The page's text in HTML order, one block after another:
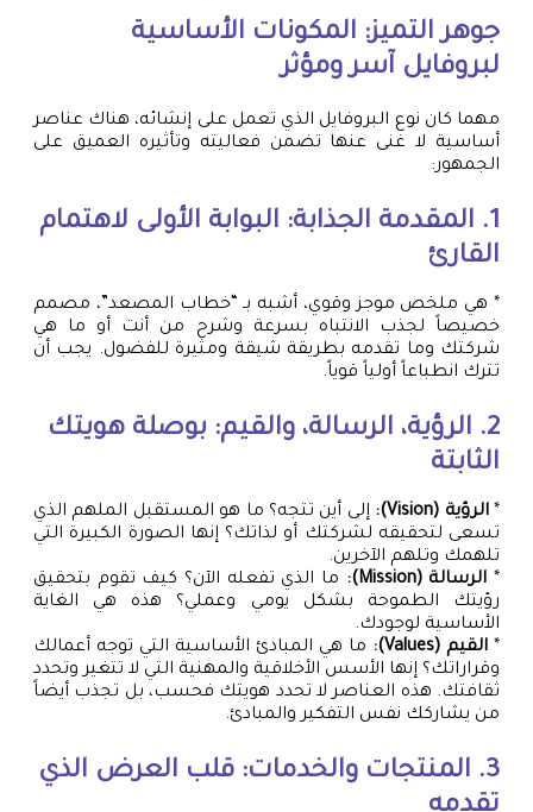
جوهر التميز: المكونات الأساسية
لبروفايل آسر ومؤثر
مهما كان نوع البروفايل الذي تعمل على إنشائه، هناك عناصر
أساسية لا غنى عنها تضمن فعاليته وتأثيره العميق على
الجمهور:
1. المقدمة الجذابة: البوابة الأولى لاهتمام
القارئ
* هي ملخص موجز وقوي، أشبه بـ “خطاب المصعد”، مصمم
خصيصاً لجذب الانتباه بسرعة وشرح من أنت أو ما هي
شركتك وما تقدمه بطريقة شيقة ومثيرة للفضول. يجب أن
تترك انطباعاً أولياً قوياً.
2. الرؤية، الرسالة، والقيم: بوصلة هويتك
الثابتة
*الرؤية (Vision):
إلى أين تتجه؟ ما هو المستقبل الملهم الذي
تسعى لتحقيقه لشركتك أو لذاتك؟ إنها الصورة الكبيرة التي
تلهمك وتلهم الآخرين.
* الرسالة (Mission):
ما الذي تفعله الآن؟ كيف تقوم بتحقيق
رؤيتك الطموحة بشكل يومي وعملي؟ هذه هي الغاية
الأساسية لوجودك.
* القيم (Values):
ما هي المبادئ الأساسية التي توجه أعمالك
وقراراتك؟ إنها الأسس الأخلاقية والمهنية التي لا تتغير وتحدد
ثقافتك. هذه العناصر لا تحدد هويتك فحسب، بل تجذب أيضاً
من يشاركك نفس التفكير والمبادئ.
3. المنتجات والخدمات: قلب العرض الذي